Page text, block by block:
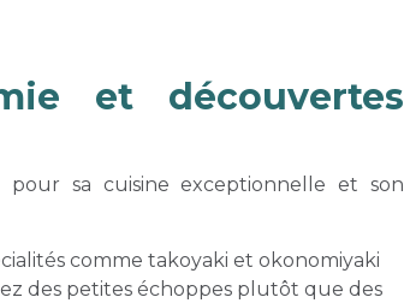
et découvertes
sa cuisine exceptionnelle et son
comme takoyaki et okonomiyaki
des petites échoppes plutôt que des